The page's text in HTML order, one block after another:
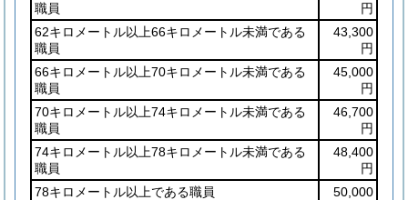
職員
円
62キロメートル以上66キロメートル未満である
職員
43,300
円
66キロメートル以上70キロメートル未満である
職員
45,000
円
70キロメートル以上74キロメートル未満である
職員
46,700
円
74キロメートル以上78キロメートル未満である
職員
48,400
円
78キロメートル以上である職員
50,000